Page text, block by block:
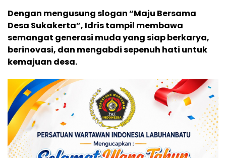
Dengan mengusung slogan “Maju Bersama
Desa Sukakerta”, Idris tampil membawa
semangat generasi muda yang siap berkarya,
berinovasi, dan mengabdi sepenuh hati untuk
kemajuan desa.